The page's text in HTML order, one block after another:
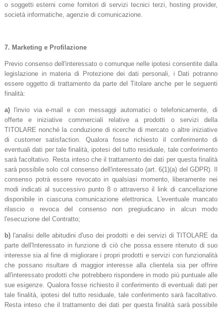
o soggetti esterni come fornitori di servizi tecnici terzi, hosting provider,
società informatiche, agenzie di comunicazione.
7. Marketing e Profilazione
Previo consenso dell'interessato o comunque nelle ipotesi consentite dalla
legislazione in materia di Protezione dei dati personali, i Dati potranno
essere oggetto di trattamento da parte del Titolare anche per le seguenti
finalità:
a)l'invio via e-mail e con messaggi automatici o telefonicamente, di
offerte e iniziative commerciali relative a prodotti o servizi della
TITOLARE nonché la conduzione di ricerche di mercato o altre iniziative
di customer satisfaction. Qualora fosse richiesto il conferimento di
eventuali dati per tale finalità, ipotesi del tutto residuale, tale conferimento
sarà facoltativo. Resta inteso che il trattamento dei dati per questa finalità
sarà possibile solo col consenso dell'interessato (art. 6(1)(a) del GDPR). Il
consenso potrà essere revocato in qualsiasi momento, liberamente nei
modi indicati al successivo punto 8 o attraverso il link di cancellazione
disponibile in ciascuna comunicazione elettronica. L'eventuale mancato
rilascio o revoca del consenso non pregiudicano in alcun modo
l'esecuzione del Contratto;
b)l'analisi delle abitudini d'uso dei prodotti e dei servizi di TITOLARE da
parte dell'Interessato in funzione di ciò che possa essere ritenuto di suo
interesse sia al fine di migliorare i propri prodotti e servizi con funzionalità
che possano risultare di maggior interesse alla clientela sia per offrire
all'interessato prodotti che potrebbero rispondere in modo più puntuale alle
sue esigenze. Qualora fosse richiesto il conferimento di eventuali dati per
tale finalità, ipotesi del tutto residuale, tale conferimento sarà facoltativo.
Resta inteso che il trattamento dei dati per questa finalità sarà possibile